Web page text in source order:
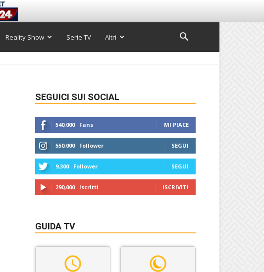
Reality Show Serie TV Altri
SEGUICI SUI SOCIAL
540,000 Fans MI PIACE
550,000 Follower SEGUI
9,300 Follower SEGUI
290,000 Iscritti ISCRIVITI
GUIDA TV